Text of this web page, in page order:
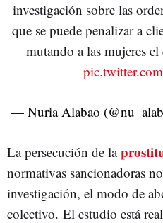
investigación sobre las
que se puede penalizar a
mutando a las mujeres
— Nuria Alabao
La persecución de la
normativas sancionadoras
investigación, el modo de
colectivo. El estudio está